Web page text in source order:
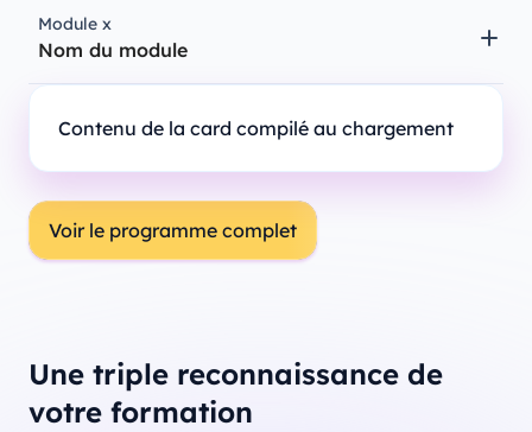
Module x
Nom du module
Contenu de la card compilé au chargement
Voir le programme complet
Une triple reconnaissance de
votre formation